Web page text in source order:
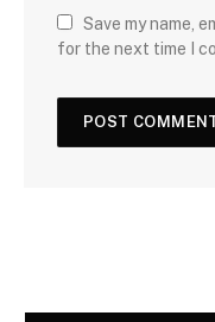
Save my name,
for the next time I